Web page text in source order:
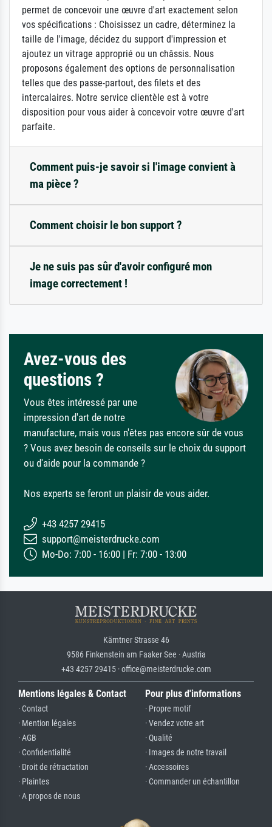
permet de concevoir une œuvre d'art exactement selon
vos spécifications : Choisissez un cadre, déterminez la
taille de l'image, décidez du support d'impression et
ajoutez un vitrage approprié ou un châssis. Nous
proposons également des options de personnalisation
telles que des passe-partout, des filets et des
intercalaires. Notre service clientèle est à votre
disposition pour vous aider à concevoir votre œuvre d'art
parfaite.
Comment puis-je savoir si l'image convient à
ma pièce ?
Comment choisir le bon support ?
Je ne suis pas sûr d'avoir configuré mon
image correctement !
Avez-vous des
questions ?
Vous êtes intéressé par une
impression d'art de notre
manufacture, mais vous n'êtes pas encore sûr de vous
? Vous avez besoin de conseils sur le choix du support
ou d'aide pour la commande ?
Nos experts se feront un plaisir de vous aider.
+43 4257 29415
support@meisterdrucke.com
Mo-Do: 7:00 - 16:00 | Fr: 7:00 - 13:00
Kärntner Strasse 46
9586 Finkenstein am Faaker See · Austria
+43 4257 29415 · office@meisterdrucke.com
Mentions légales & Contact
· Contact
· Mention légales
· AGB
· Confidentialité
· Droit de rétractation
· Plaintes
· A propos de nous
Pour plus d'informations
· Propre motif
· Vendez votre art
· Qualité
· Images de notre travail
· Accessoires
· Commander un échantillon